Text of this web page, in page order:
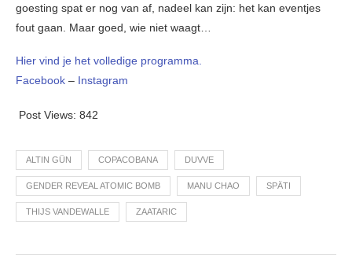
goesting spat er nog van af, nadeel kan zijn: het kan eventjes
fout gaan. Maar goed, wie niet waagt…
Hier vind je het volledige programma.
Facebook – Instagram
Post Views: 842
ALTIN GÜN COPACOBANA DUVVE
GENDER REVEAL ATOMIC BOMB MANU CHAO SPÄTI
THIJS VANDEWALLE ZAATARIC